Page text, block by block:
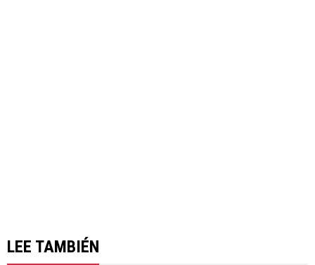
LEE TAMBIÉN